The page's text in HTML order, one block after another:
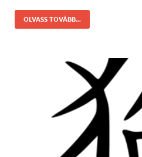
OLVASS TOVÁBB...